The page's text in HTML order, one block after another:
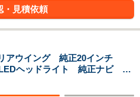
・見積依頼
ウイング 純正20インチ
ヘッドライト 純正ナビ デ
クモニター ドラレコ ステ
車載器